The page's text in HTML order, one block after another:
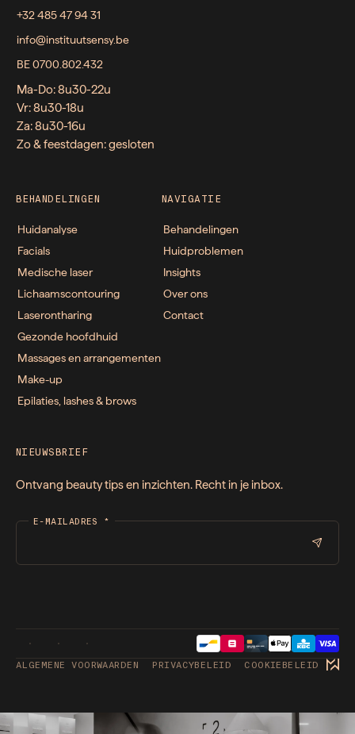
+32 485 47 94 31
info@instituutsensy.be
BE 0700.802.432
Ma-Do: 8u30-22u
Vr: 8u30-18u
Za: 8u30-16u
Zo & feestdagen: gesloten
BEHANDELINGEN
Huidanalyse
Facials
Medische laser
Lichaamscontouring
Laserontharing
Gezonde hoofdhuid
Massages en arrangementen
Make-up
Epilaties, lashes & brows
NAVIGATIE
Behandelingen
Huidproblemen
Insights
Over ons
Contact
NIEUWSBRIEF
Ontvang beauty tips en inzichten. Recht in je inbox.
E-MAILADRES *
ALGEMENE VOORWAARDEN PRIVACYBELEID COOKIEBELEID